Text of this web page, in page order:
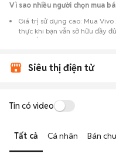
Vì sao nhiều người chọn mua
Giá trị sử dụng cao: Mua
thực khi bạn vẫn sở hữu đầy
tư thấp hơn máy đập hộp.
Toàn quốc, đáp ứng từ nhu
động ổn định.
thận, test loa, camera, wifi...
hai bên trao đổi giá cả linh
ngày.
Siêu thị điện tử
Tin có video
Tất cả Cá nhân Bán